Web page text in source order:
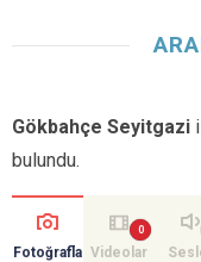
Gökbahçe Seyitgazi
bulundu.
Fotoğrafla Videolar